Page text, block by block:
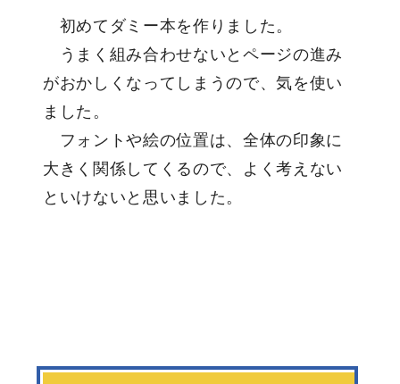
初めてダミー本を作りました。
うまく組み合わせないとページの進み
がおかしくなってしまうので、気を使い
ました。
フォントや絵の位置は、全体の印象に
大きく関係してくるので、よく考えない
といけないと思いました。